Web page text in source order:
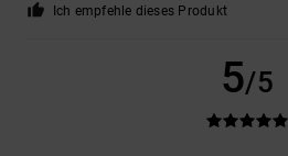
Ich empfehle dieses Produkt
5/5